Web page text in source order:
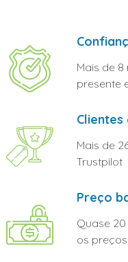
Mais de
presente
Mais de
Trustpilot
Preço
Quase
os